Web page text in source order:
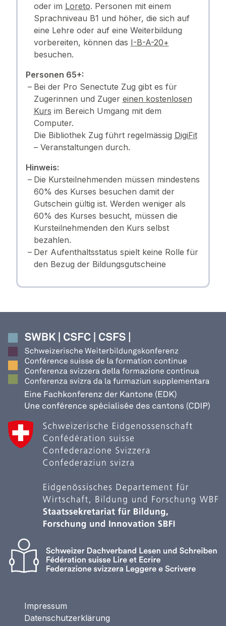
oder im Loreto. Personen mit einem
Sprachniveau B1 und höher, die sich auf
eine Lehre oder auf eine Weiterbildung
vorbereiten, können das I-B-A-20+
besuchen.
Personen 65+:
Bei der Pro Senectute Zug gibt es für
Zugerinnen und Zuger einen kostenlosen
Kurs im Bereich Umgang mit dem
Computer.
Die Bibliothek Zug führt regelmässig DigiFit
– Veranstaltungen durch.
Hinweis:
Die Kursteilnehmenden müssen mindestens
60% des Kurses besuchen damit der
Gutschein gültig ist. Werden weniger als
60% des Kurses besucht, müssen die
Kursteilnehmenden den Kurs selbst
bezahlen.
Der Aufenthaltsstatus spielt keine Rolle für
den Bezug der Bildungsgutscheine
Impressum
Datenschutzerklärung